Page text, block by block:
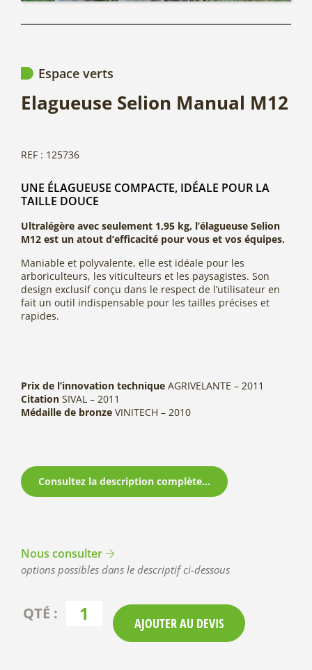
Espace verts
Elagueuse Selion Manual M12
REF : 125736
UNE ÉLAGUEUSE COMPACTE, IDÉALE POUR LA
TAILLE DOUCE
Ultralégère avec seulement 1,95 kg, l’élagueuse Selion
M12 est un atout d’efficacité pour vous et vos équipes.
Maniable et polyvalente, elle est idéale pour les
arboriculteurs, les viticulteurs et les paysagistes. Son
design exclusif conçu dans le respect de l’utilisateur en
fait un outil indispensable pour les tailles précises et
rapides.
Prix de l’innovation technique AGRIVELANTE – 2011
Citation SIVAL – 2011
Médaille de bronze VINITECH – 2010
Consultez la description complète...
Nous consulter
options possibles dans le descriptif ci-dessous
AJOUTER AU DEVIS